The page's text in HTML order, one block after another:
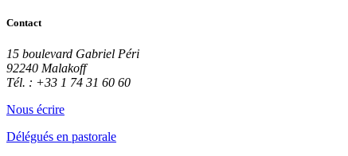
Contact
15 boulevard Gabriel Péri
92240 Malakoff
Tél. : +33 1 74 31 60 60
Nous écrire
Délégués en pastorale